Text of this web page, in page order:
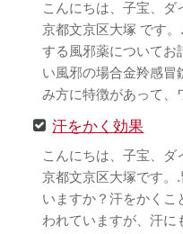
こんにちは、子宝、ダ
京都文京区大塚 です
する風邪薬についてお
い風邪の場合金羚感
み方に特徴があって、
汗をかく効果
こんにちは、子宝、ダ
京都文京区大塚です。
いますか？汗をかくこ
われていますが、汗に